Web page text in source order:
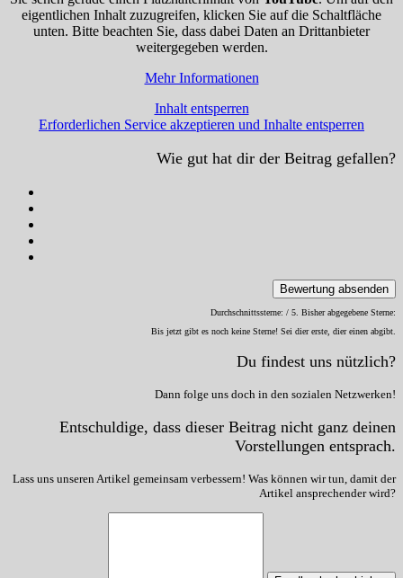
eigentlichen Inhalt zuzugreifen, klicken Sie auf die Schaltfläche
unten. Bitte beachten Sie, dass dabei Daten an Drittanbieter
weitergegeben werden.
Mehr Informationen
Inhalt entsperren
Erforderlichen Service akzeptieren und Inhalte entsperren
Wie gut hat dir der Beitrag gefallen?
Bewertung absenden
Durchschnittssterne: / 5. Bisher abgegebene Sterne:
Bis jetzt gibt es noch keine Sterne! Sei dier erste, dier einen abgibt.
Du findest uns nützlich?
Dann folge uns doch in den sozialen Netzwerken!
Entschuldige, dass dieser Beitrag nicht ganz deinen
Vorstellungen entsprach.
Lass uns unseren Artikel gemeinsam verbessern! Was können wir tun, damit der
Artikel ansprechender wird?